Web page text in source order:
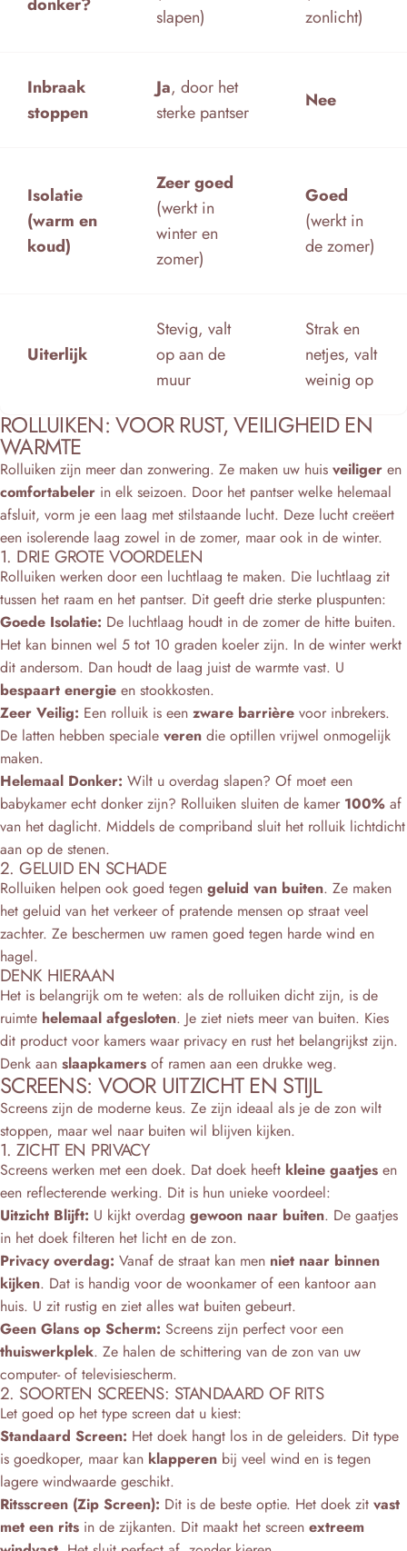
slapen)
zonlicht)
Inbraak
stoppen
Ja, door het
sterke pantser
Nee
Isolatie
(warm en
koud)
Zeer goed
(werkt in
winter en
zomer)
Goed
(werkt in
de zomer)
Uiterlijk
Stevig, valt
op aan de
muur
Strak en
netjes, valt
weinig op
ROLLUIKEN: VOOR RUST, VEILIGHEID EN
WARMTE
Rolluiken zijn meer dan zonwering. Ze maken uw huis veiliger en
comfortabeler in elk seizoen. Door het pantser welke helemaal
afsluit, vorm je een laag met stilstaande lucht. Deze lucht creëert
een isolerende laag zowel in de zomer, maar ook in de winter.
1. DRIE GROTE VOORDELEN
Rolluiken werken door een luchtlaag te maken. Die luchtlaag zit
tussen het raam en het pantser. Dit geeft drie sterke pluspunten:
Goede Isolatie: De luchtlaag houdt in de zomer de hitte buiten.
Het kan binnen wel 5 tot 10 graden koeler zijn. In de winter werkt
dit andersom. Dan houdt de laag juist de warmte vast. U
bespaart energie en stookkosten.
Zeer Veilig: Een rolluik is een zware barrière voor inbrekers.
De latten hebben speciale veren die optillen vrijwel onmogelijk
maken.
Helemaal Donker: Wilt u overdag slapen? Of moet een
babykamer echt donker zijn? Rolluiken sluiten de kamer 100% af
van het daglicht. Middels de compriband sluit het rolluik lichtdicht
aan op de stenen.
2. GELUID EN SCHADE
Rolluiken helpen ook goed tegen geluid van buiten. Ze maken
het geluid van het verkeer of pratende mensen op straat veel
zachter. Ze beschermen uw ramen goed tegen harde wind en
hagel.
DENK HIERAAN
Het is belangrijk om te weten: als de rolluiken dicht zijn, is de
ruimte helemaal afgesloten. Je ziet niets meer van buiten. Kies
dit product voor kamers waar privacy en rust het belangrijkst zijn.
Denk aan slaapkamers of ramen aan een drukke weg.
SCREENS: VOOR UITZICHT EN STIJL
Screens zijn de moderne keus. Ze zijn ideaal als je de zon wilt
stoppen, maar wel naar buiten wil blijven kijken.
1. ZICHT EN PRIVACY
Screens werken met een doek. Dat doek heeft kleine gaatjes en
een reflecterende werking. Dit is hun unieke voordeel:
Uitzicht Blijft: U kijkt overdag gewoon naar buiten. De gaatjes
in het doek filteren het licht en de zon.
Privacy overdag: Vanaf de straat kan men niet naar binnen
kijken. Dat is handig voor de woonkamer of een kantoor aan
huis. U zit rustig en ziet alles wat buiten gebeurt.
Geen Glans op Scherm: Screens zijn perfect voor een
thuiswerkplek. Ze halen de schittering van de zon van uw
computer- of televisiescherm.
2. SOORTEN SCREENS: STANDAARD OF RITS
Let goed op het type screen dat u kiest:
Standaard Screen: Het doek hangt los in de geleiders. Dit type
is goedkoper, maar kan klapperen bij veel wind en is tegen
lagere windwaarde geschikt.
Ritsscreen (Zip Screen): Dit is de beste optie. Het doek zit vast
met een rits in de zijkanten. Dit maakt het screen extreem